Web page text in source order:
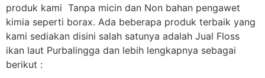
produk kami Tanpa micin dan Non bahan pengawet
kimia seperti borax. Ada beberapa produk terbaik yang
kami sediakan disini salah satunya adalah Jual Floss
ikan laut Purbalingga dan lebih lengkapnya sebagai
berikut :